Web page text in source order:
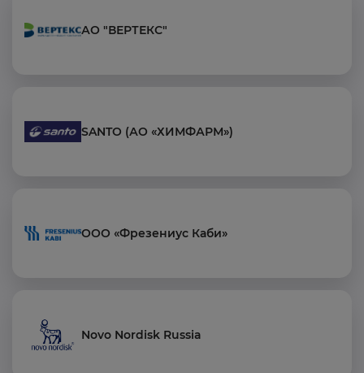
АО "ВЕРТЕКС"
SANTO (АО «ХИМФАРМ»)
ООО «Фрезениус Каби»
Novo Nordisk Russia